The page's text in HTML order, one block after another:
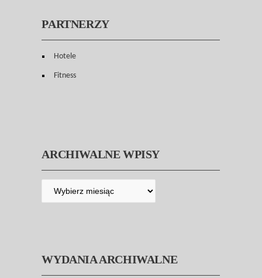
PARTNERZY
Hotele
Fitness
ARCHIWALNE WPISY
WYDANIA ARCHIWALNE